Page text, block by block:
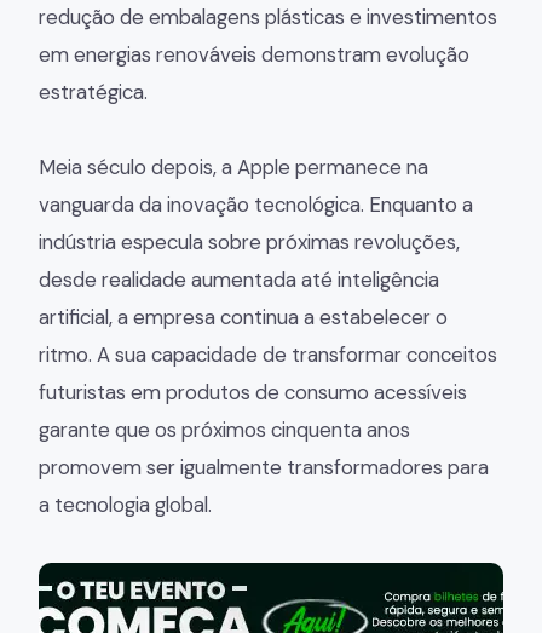
redução de embalagens plásticas e investimentos
em energias renováveis demonstram evolução
estratégica.
Meia século depois, a Apple permanece na
vanguarda da inovação tecnológica. Enquanto a
indústria especula sobre próximas revoluções,
desde realidade aumentada até inteligência
artificial, a empresa continua a estabelecer o
ritmo. A sua capacidade de transformar conceitos
futuristas em produtos de consumo acessíveis
garante que os próximos cinquenta anos
promovem ser igualmente transformadores para
a tecnologia global.